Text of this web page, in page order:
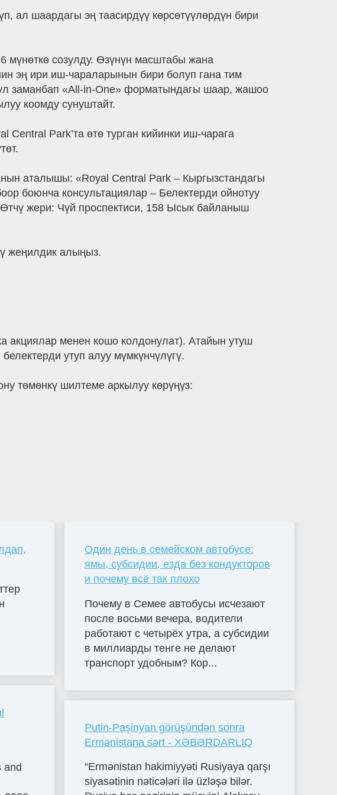
ал шаардагы эң таасирдүү көрсөтүүлөрдүн бири
мүнөткө созулду. Өзүнүн масштабы жана
эң ири иш-чараларынын бири болуп гана тим
заманбап «All-in-One» форматындагы шаар, жашоо
коомду сунуштайт.
Park’та өтө турган кийинки иш-чарага
аталышы: «Royal Central Park – Кыргызстандагы
боюнча консультациялар – Белектерди ойнотуу
жери: Чүй проспектиси, 158 Ысык байланыш
жеңилдик алыңыз.
акциялар менен кошо колдонулат). Атайын утуш
утуп алуу мүмкүнчүлүгү.
төмөнкү шилтеме аркылуу көрүңүз:
and
Один день в семейском автобусе:
ямы, субсидии, езда без кондукторов
и почему всё так плохо
Почему в Семее автобусы исчезают
после восьми вечера, водители
работают с четырёх утра, а субсидии
в миллиарды тенге не делают
транспорт удобным? Кор...
Putin-Paşinyan görüşündən sonra
Ermənistana sərt - XƏBƏRDARLIQ
“Ermənistan hakimiyyəti Rusiyaya qarşı
siyasətinin nəticələri ilə üzləşə bilər.